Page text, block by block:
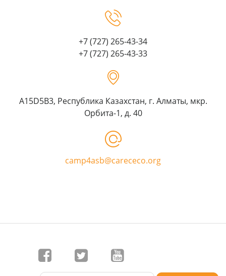
+7 (727) 265-43-34
+7 (727) 265-43-33
A15D5B3, Республика Казахстан, г. Алматы, мкр.
Орбита-1, д. 40
camp4asb@carececo.org